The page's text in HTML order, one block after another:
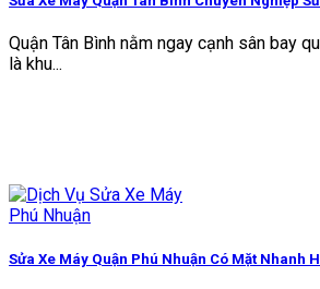
Quận Tân Bình nằm ngay cạnh sân bay
là khu...
Sửa Xe Máy Quận Phú Nhuận Có Mặt Nhanh